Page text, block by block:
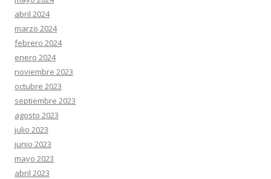
abril 2024
marzo 2024
febrero 2024
enero 2024
noviembre 2023
octubre 2023
septiembre 2023
agosto 2023
julio 2023
junio 2023
mayo 2023
abril 2023